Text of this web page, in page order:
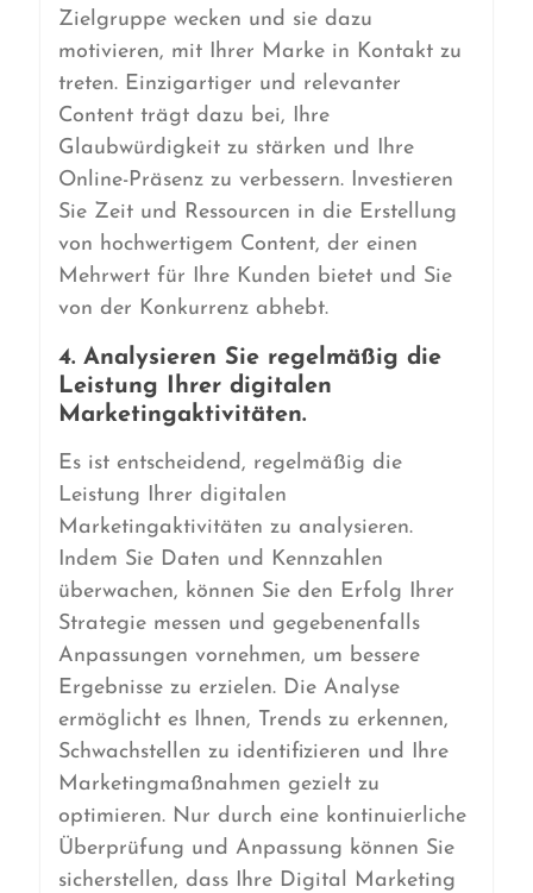
Zielgruppe wecken und sie dazu
motivieren, mit Ihrer Marke in Kontakt zu
treten. Einzigartiger und relevanter
Content trägt dazu bei, Ihre
Glaubwürdigkeit zu stärken und Ihre
Online-Präsenz zu verbessern. Investieren
Sie Zeit und Ressourcen in die Erstellung
von hochwertigem Content, der einen
Mehrwert für Ihre Kunden bietet und Sie
von der Konkurrenz abhebt.
4. Analysieren Sie regelmäßig die
Leistung Ihrer digitalen
Marketingaktivitäten.
Es ist entscheidend, regelmäßig die
Leistung Ihrer digitalen
Marketingaktivitäten zu analysieren.
Indem Sie Daten und Kennzahlen
überwachen, können Sie den Erfolg Ihrer
Strategie messen und gegebenenfalls
Anpassungen vornehmen, um bessere
Ergebnisse zu erzielen. Die Analyse
ermöglicht es Ihnen, Trends zu erkennen,
Schwachstellen zu identifizieren und Ihre
Marketingmaßnahmen gezielt zu
optimieren. Nur durch eine kontinuierliche
Überprüfung und Anpassung können Sie
sicherstellen, dass Ihre Digital Marketing